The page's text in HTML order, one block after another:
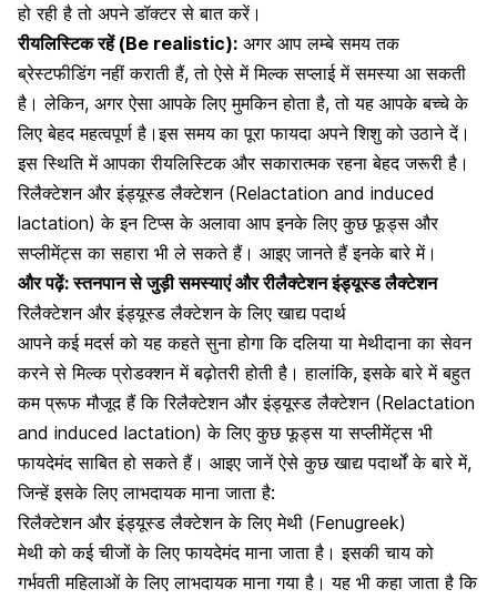
हो रही है तो अपने डॉक्टर से बात करें।
रीयलिस्टिक रहें (Be realistic): अगर आप लम्बे समय तक
ब्रेस्टफीडिंग नहीं कराती हैं, तो ऐसे में मिल्क सप्लाई में समस्या आ सकती
है। लेकिन, अगर ऐसा आपके लिए मुमकिन होता है, तो यह आपके बच्चे के
लिए बेहद महत्वपूर्ण है।इस समय का पूरा फायदा अपने शिशु को उठाने दें।
इस स्थिति में आपका रीयलिस्टिक औरसकारात्मक रहना बेहद जरूरी है।
रिलैक्टेशन और इंड्यूस्ड लैक्टेशन (Relactation and induced
lactation) के इन टिप्स के अलावा आप इनके लिए कुछ फूड्स और
सप्लीमेंट्स का सहारा भी ले सकते हैं। आइए जानते हैं इनके बारे में।
और पढ़ें:स्तनपान से जुड़ी समस्याएं और रीलैक्टेशन इंड्यूस्ड लैक्टेशन
रिलैक्टेशन और इंड्यूस्ड लैक्टेशन के लिए खाद्य पदार्थ
आपने कई मदर्स को यह कहते सुना होगा किदलिया या मेथीदाना का सेवन
करने से मिल्क प्रोडक्शनमें बढ़ोतरी होती है। हालांकि, इसके बारे में बहुत
कम प्रूफ मौजूद हैं कि रिलैक्टेशन और इंड्यूस्ड लैक्टेशन (Relactation
and induced lactation) के लिए कुछ फूड्स या सप्लीमेंट्स भी
फायदेमंद साबित हो सकते हैं। आइए जानें ऐसे कुछ खाद्य पदार्थों के बारे में,
जिन्हें इसके लिए लाभदायक माना जाता है:
रिलैक्टेशन और इंड्यूस्ड लैक्टेशन के लिए मेथी (Fenugreek)
मेथी को कई चीजों के लिए फायदेमंद माना जाता है। इसकी चाय को
गर्भवती महिलाओं के लिए लाभदायक माना गया है । यह भी कहा जाता है कि